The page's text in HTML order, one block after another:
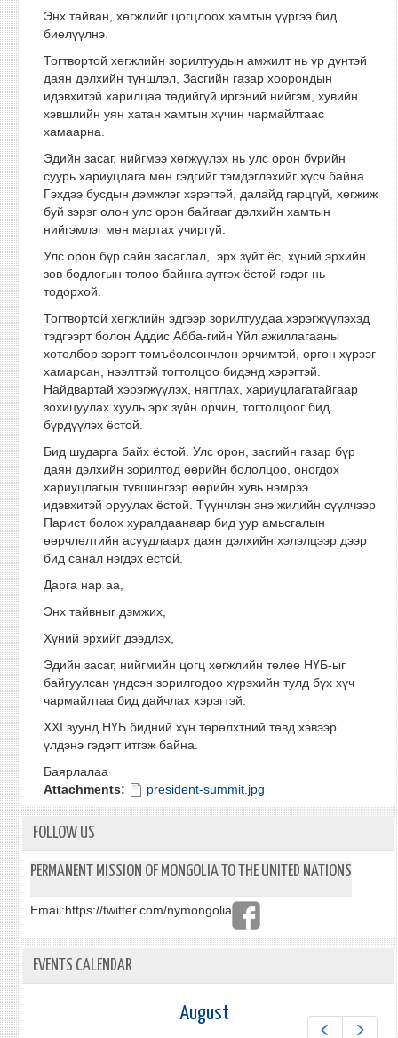
Энх тайван, хөгжлийг цогцлоох хамтын үүргээ бид
биелүүлнэ.
Тогтвортой хөгжлийн зорилтуудын амжилт нь үр дүнтэй
даян дэлхийн түншлэл, Засгийн газар хоорондын
идэвхитэй харилцаа төдийгүй иргэний нийгэм, хувийн
хэвшлийн уян хатан хамтын хүчин чармайлтаас
хамаарна.
Эдийн засаг, нийгмээ хөгжүүлэх нь улс орон бүрийн
суурь хариуцлага мөн гэдгийг тэмдэглэхийг хүсч байна.
Гэхдээ бусдын дэмжлэг хэрэгтэй, далайд гарцгүй, хөгжиж
буй зэрэг олон улс орон байгааг дэлхийн хамтын
нийгэмлэг мөн мартах учиргүй.
Улс орон бүр сайн засаглал, эрх зүйт ёс, хүний эрхийн
зөв бодлогын төлөө байнга зүтгэх ёстой гэдэг нь
тодорхой.
Тогтвортой хөгжлийн эдгээр зорилтуудаа хэрэгжүүлэхэд
тэдгээрт болон Аддис Абба-гийн Үйл ажиллагааны
хөтөлбөр зэрэгт томъёолсончлон эрчимтэй, өргөн хүрээг
хамарсан, нээлттэй тогтолцоо бидэнд хэрэгтэй.
Найдвартай хэрэгжүүлэх, нягтлах, хариуцлагатайгаар
зохицуулах хууль эрх зүйн орчин, тогтолцоог бид
бүрдүүлэх ёстой.
Бид шударга байх ёстой. Улс орон, засгийн газар бүр
даян дэлхийн зорилтод өөрийн бололцоо, оногдох
хариуцлагын түвшингээр өөрийн хувь нэмрээ
идэвхитэй оруулах ёстой. Түүнчлэн энэ жилийн сүүлчээр
Парист болох хуралдаанаар бид уур амьсгалын
өөрчлөлтийн асуудлаарх даян дэлхийн хэлэлцээр дээр
бид санал нэгдэх ёстой.
Дарга нар аа,
Энх тайвныг дэмжих,
Хүний эрхийг дээдлэх,
Эдийн засаг, нийгмийн цогц хөгжлийн төлөө НҮБ-ыг
байгуулсан үндсэн зорилгодоо хүрэхийн тулд бүх хүч
чармайлтаа бид дайчлах хэрэгтэй.
XXI зуунд НҮБ бидний хүн төрөлхтний төвд хэвээр
үлдэнэ гэдэгт итгэж байна.
Баярлалаа
Attachments:
president-summit.jpg
FOLLOW US
PERMANENT MISSION OF MONGOLIA TO THE UNITED NATIONS
Email:https://twitter.com/nymongolia
EVENTS CALENDAR
August